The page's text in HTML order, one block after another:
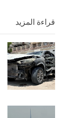
قراءة المزيد